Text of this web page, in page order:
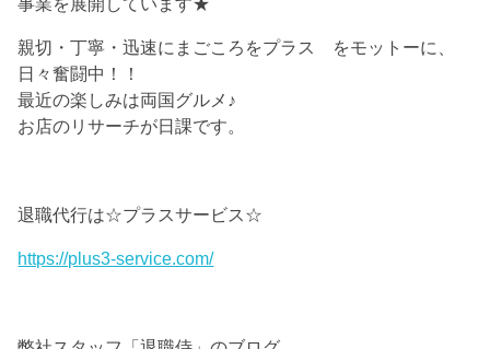
親切・丁寧・迅速にまごころをプラス をモットーに、
日々奮闘中！！
最近の楽しみは両国グルメ♪
お店のリサーチが日課です。
退職代行は☆プラスサービス☆
https://plus3-service.com/